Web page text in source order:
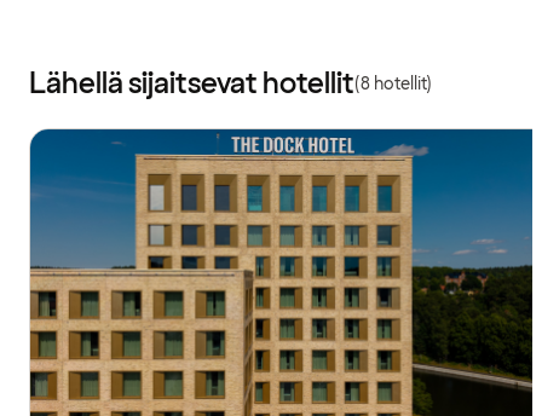
Lähellä sijaitsevat hotellit(8 hotellit)